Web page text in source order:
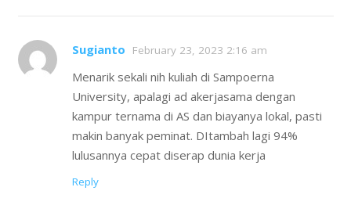
Sugianto February 23, 2023 2:16 am
Menarik sekali nih kuliah di Sampoerna
University, apalagi ad akerjasama dengan
kampur ternama di AS dan biayanya lokal, pasti
makin banyak peminat. DItambah lagi 94%
lulusannya cepat diserap dunia kerja
Reply